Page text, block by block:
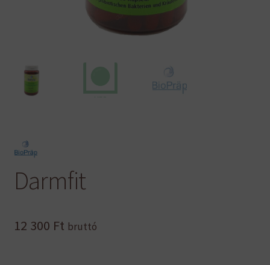
Darmfit
12 300 Ft bruttó